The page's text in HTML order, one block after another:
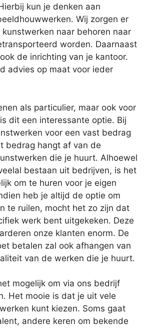
kun je denken aan
Wij zorgen er
naar behoren naar
worden. Daarnaast
de inrichting van je kantoor.
advies op maat voor ieder
als particulier, maar ook voor
dit een interessante optie. Bij
voor een vast bedrag
bedrag hangt af van de
die je huurt. Alhoewel
bestaan uit bedrijven, is het
om te huren voor je eigen
heb je altijd de optie om
te ruilen, mocht het zo zijn dat
werk bent uitgekeken. Deze
onze klanten enorm. De
betalen zal ook afhangen van
van de werken die je huurt.
mogelijk om via ons bedrijf
Het mooie is dat je uit vele
kunt kiezen. Soms gaat
andere keren om bekende